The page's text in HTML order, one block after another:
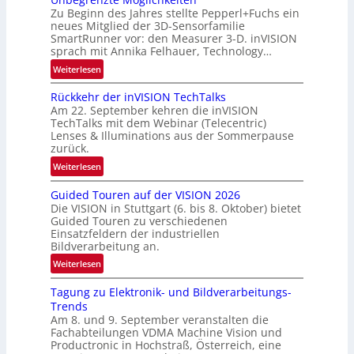
u
n
d
e
‘
Zu Beginn des Jahres stellte Pepperl+Fuchs ein
neues Mitglied der 3D-Sensorfamilie
SmartRunner vor: den Measurer 3-D. inVISION
sprach mit Annika Felhauer, Technology…
Weiterlesen:
U
n
b
e
g
r
e
z
t
e
M
ö
g
l
c
h
Rückkehr der inVISION TechTalks
Am 22. September kehren die inVISION
TechTalks mit dem Webinar (Telecentric)
Lenses & Illuminations aus der Sommerpause
zurück.
Weiterlesen:
R
ü
c
k
k
e
h
e
r
i
Guided Touren auf der VISION 2026
Die VISION in Stuttgart (6. bis 8. Oktober) bietet
Guided Touren zu verschiedenen
Einsatzfeldern der industriellen
Bildverarbeitung an.
Weiterlesen:
G
u
d
e
Tagung zu Elektronik- und Bildverarbeitungs-
Trends
Am 8. und 9. September veranstalten die
Fachabteilungen VDMA Machine Vision und
Productronic in Hochstraß, Österreich, eine